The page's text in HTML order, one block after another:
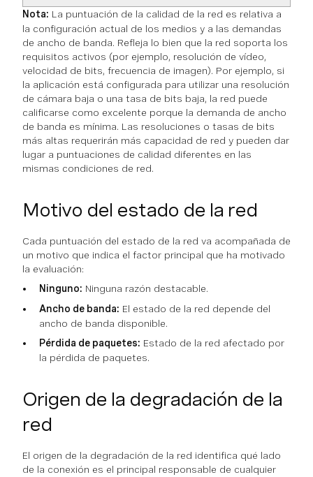
Nota: La puntuación de la calidad de la red es relativa a
la configuración actual de los medios y a las demandas
de ancho de banda. Refleja lo bien que la red soporta los
requisitos activos (por ejemplo, resolución de vídeo,
velocidad de bits, frecuencia de imagen). Por ejemplo, si
la aplicación está configurada para utilizar una resolución
de cámara baja o una tasa de bits baja, la red puede
calificarse como excelente porque la demanda de ancho
de banda es mínima. Las resoluciones o tasas de bits
más altas requerirán más capacidad de red y pueden dar
lugar a puntuaciones de calidad diferentes en las
mismas condiciones de red.
Motivo del estado de la red
Cada puntuación del estado de la red va acompañada de
un motivo que indica el factor principal que ha motivado
la evaluación:
Ninguno: Ninguna razón destacable.
Ancho de banda: El estado de la red depende del
ancho de banda disponible.
Pérdida de paquetes: Estado de la red afectado por
la pérdida de paquetes.
Origen de la degradación de la
red
El origen de la degradación de la red identifica qué lado
de la conexión es el principal responsable de cualquier